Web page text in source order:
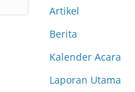
Artikel
Berita
Kalender Acara
Laporan Utama